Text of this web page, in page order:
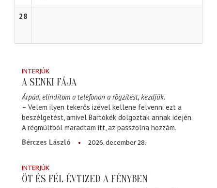
28
INTERJÚK
A SENKI FÁJA
Árpád, elindítom a telefonon a rögzítést, kezdjük.
– Velem ilyen tekerős izével kellene felvenni ezt a
beszélgetést, amivel Bartókék dolgoztak annak idején.
A régmúltból maradtam itt, az passzolna hozzám.
Bérczes László
2026. december 28.
INTERJÚK
ÖT ÉS FÉL ÉVTIZED A FÉNYBEN